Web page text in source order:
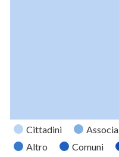
Cittadini
Altro
Comuni